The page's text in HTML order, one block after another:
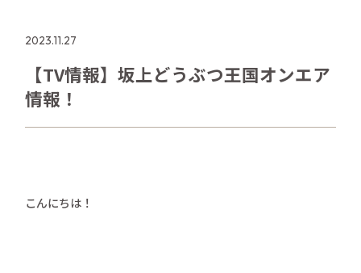
online store
さかがみ家おすすめグッズ
新着情報
2023.11.27
【TV情報】坂上どうぶつ王国オンエア
情報！
こんにちは！